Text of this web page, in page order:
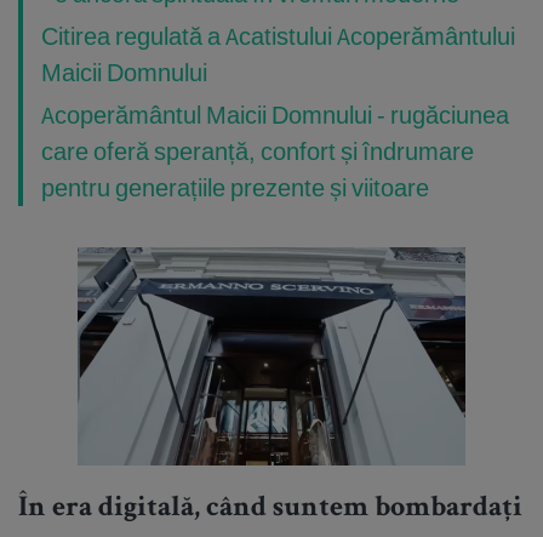
Citirea regulată a Acatistului Acoperământului
Maicii Domnului
Acoperământul Maicii Domnului - rugăciunea
care oferă speranță, confort și îndrumare
pentru generațiile prezente și viitoare
În era digitală, când suntem bombardați